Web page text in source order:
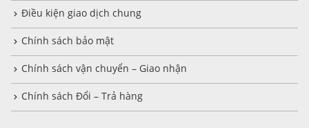
Điều kiện giao dịch chung
Chính sách bảo mật
Chính sách vận chuyển – Giao nhận
Chính sách Đổi – Trả hàng